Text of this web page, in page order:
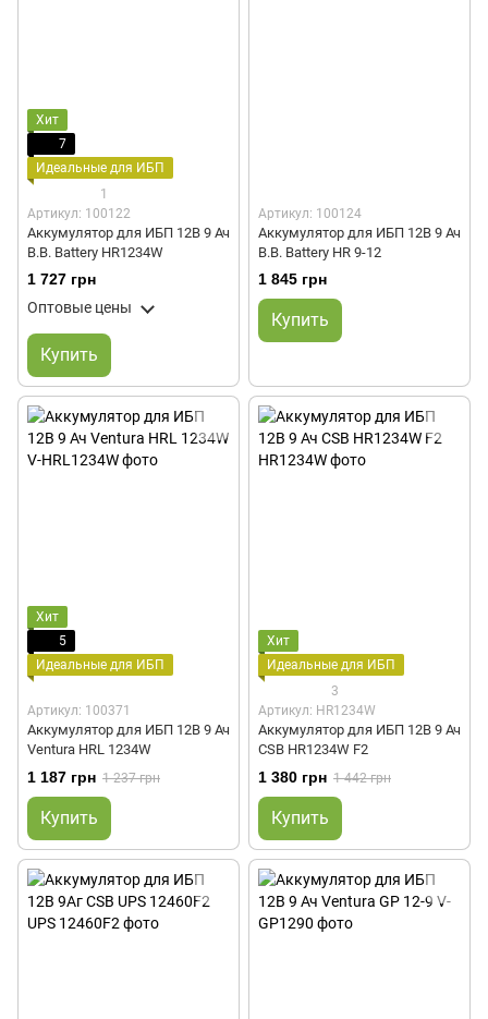
Хит
7
Идеальные для ИБП
1
Артикул: 100122
Аккумулятор для ИБП 12В 9 Ач
B.B. Battery HR1234W
1 727 грн
Оптовые цены
Купить
Артикул: 100124
Аккумулятор для ИБП 12В 9 Ач
B.B. Battery HR 9-12
1 845 грн
Купить
Хит
5
Идеальные для ИБП
Артикул: 100371
Аккумулятор для ИБП 12В 9 Ач
Ventura HRL 1234W
1 187 грн 1 237 грн
Купить
Хит
Идеальные для ИБП
3
Артикул: HR1234W
Аккумулятор для ИБП 12В 9 Ач
CSB HR1234W F2
1 380 грн 1 442 грн
Купить